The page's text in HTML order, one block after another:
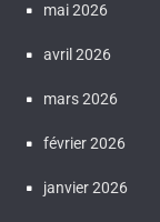
mai 2026
avril 2026
mars 2026
février 2026
janvier 2026